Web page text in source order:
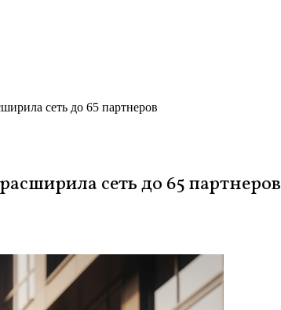
сеть до 65 партнеров
сеть до 65 партнеров